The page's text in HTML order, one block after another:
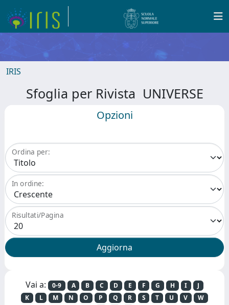
IRIS
Sfoglia per Rivista UNIVERSE
Opzioni
Ordina per:
In ordine:
Risultati/Pagina
Vai a: 0-9 A B C D E F G H I
J
K
L M N O P Q R S T U V
W